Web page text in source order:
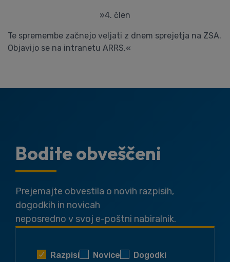
»4. člen
Te spremembe začnejo veljati z dnem sprejetja na ZSA.
Objavijo se na intranetu ARRS.«
Bodite obveščeni
Prejemajte obvestila o novih razpisih,
dogodkih in novicah
neposredno v svoj e-poštni nabiralnik.
Razpisi Novice Dogodki